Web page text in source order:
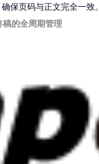
保页码与正文完全一致。
的全周期管理